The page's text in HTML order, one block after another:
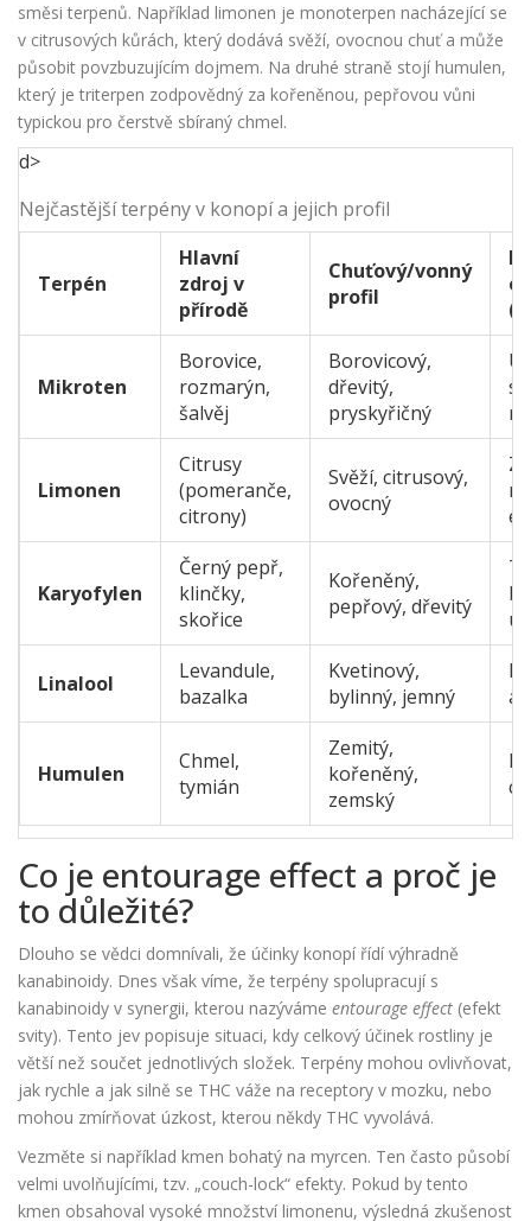
směsi terpenů. Například limonen je monoterpen nacházející se
v citrusových kůrách, který dodává svěží, ovocnou chuť a může
působit povzbuzujícím dojmem. Na druhé straně stojí humulen,
který je triterpen zodpovědný za kořeněnou, pepřovou vůni
typickou pro čerstvě sbíraný chmel.
d>
Nejčastější terpény v konopí a jejich profil
Terpén
Hlavní
zdroj v
přírodě
Chuťový/vonný
profil
Mikroten
Borovice,
rozmarýn,
šalvěj
Borovicový,
dřevitý,
pryskyřičný
Limonen
Citrusy
(pomeranče,
citrony)
Svěží, citrusový,
ovocný
Karyofylen
Černý pepř,
klinčky,
skořice
Kořeněný,
pepřový, dřevitý
Linalool
Levandule,
bazalka
Kvetinový,
bylinný, jemný
Humulen
Chmel,
tymián
Zemitý,
kořeněný,
zemský
Co je entourage effect a proč je
to důležité?
Dlouho se vědci domnívali, že účinky konopí řídí výhradně
kanabinoidy. Dnes však víme, že terpény spolupracují s
kanabinoidy v synergii, kterou nazýváme entourage effect (efekt
svity). Tento jev popisuje situaci, kdy celkový účinek rostliny je
větší než součet jednotlivých složek. Terpény mohou ovlivňovat,
jak rychle a jak silně se THC váže na receptory v mozku, nebo
mohou zmírňovat úzkost, kterou někdy THC vyvolává.
Vezměte si například kmen bohatý na myrcen. Ten často působí
velmi uvolňujícími, tzv. „couch-lock“ efekty. Pokud by tento
kmen obsahoval vysoké množství limonenu, výsledná zkušenost